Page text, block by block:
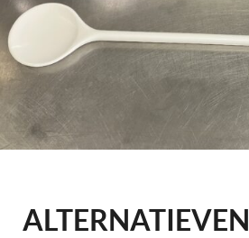
ALTERNATIEVEN